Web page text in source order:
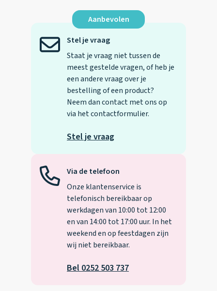
Via de telefoon
Onze klantenservice is
telefonisch bereikbaar op
werkdagen van 10:00 tot 12:00
en van 14:00 tot 17:00 uur. In het
weekend en op feestdagen zijn
wij niet bereikbaar.
Bel 0252 503 737
Aanbevolen
Stel je vraag
Staat je vraag niet tussen de
meest gestelde vragen, of heb je
een andere vraag over je
bestelling of een product?
Neem dan contact met ons op
via het contactformulier.
Stel je vraag